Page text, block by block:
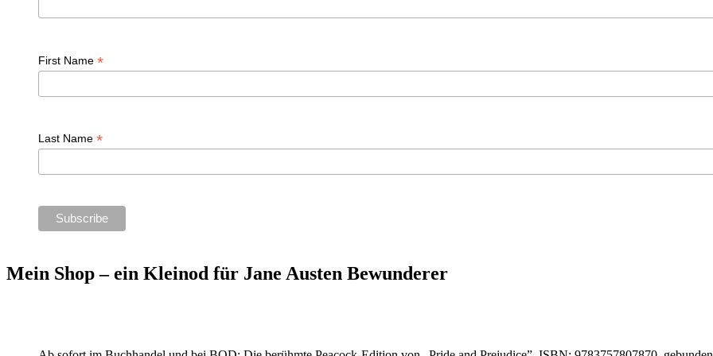
First Name *
Last Name *
Mein Shop – ein Kleinod für Jane Austen Bewunderer